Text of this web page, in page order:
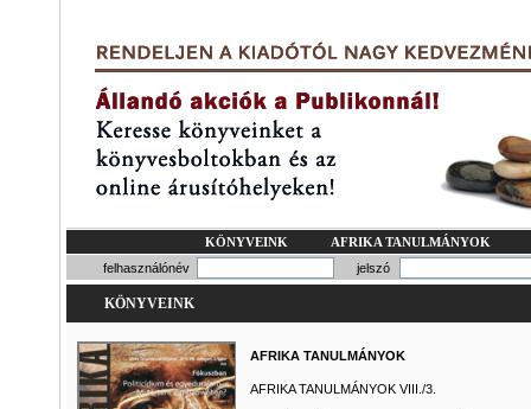
KÖNYVEINK
AFRIKA TANULMÁNYOK
felhasználónév
jelszó
KÖNYVEINK
AFRIKA TANULMÁNYOK
AFRIKA TANULMÁNYOK VIII./3.